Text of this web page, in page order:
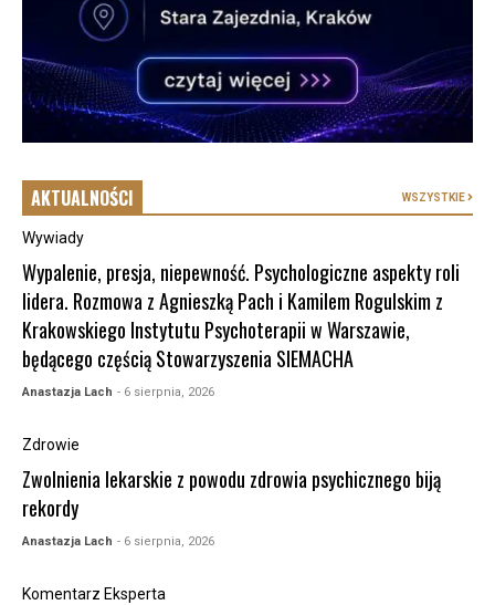
AKTUALNOŚCI WSZYSTKIE
Wywiady
Wypalenie, presja, niepewność. Psychologiczne aspekty roli
lidera. Rozmowa z Agnieszką Pach i Kamilem Rogulskim z
Krakowskiego Instytutu Psychoterapii w Warszawie,
będącego częścią Stowarzyszenia SIEMACHA
Anastazja Lach - 6 sierpnia, 2026
Zdrowie
Zwolnienia lekarskie z powodu zdrowia psychicznego biją
rekordy
Anastazja Lach - 6 sierpnia, 2026
Komentarz Eksperta